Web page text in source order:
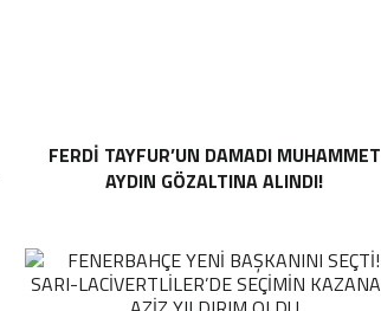
FERDI TAYFUR’UN DAMADI MUHAMMET
AYDIN GÖZALTINA ALINDI!